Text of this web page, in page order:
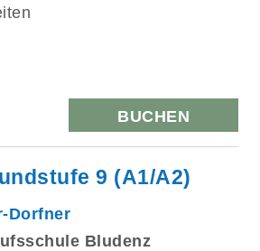
BUCHEN
9 (A1/A2)
Dorfner
Bludenz